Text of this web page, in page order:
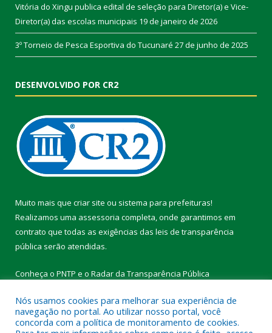
Vitória do Xingu publica edital de seleção para Diretor(a) e Vice-
Diretor(a) das escolas municipais 19 de janeiro de 2026
3º Torneio de Pesca Esportiva do Tucunaré 27 de junho de 2025
DESENVOLVIDO POR CR2
Muito mais que criar site ou sistema para prefeituras!
Realizamos uma assessoria completa, onde garantimos em
contrato que todas as exigências das leis de transparência
pública serão atendidas.
Conheça o PNTP e o Radar da Transparência Pública
Nós usamos cookies para melhorar sua experiência de
navegação no portal. Ao utilizar nosso portal, você
concorda com a política de monitoramento de cookies.